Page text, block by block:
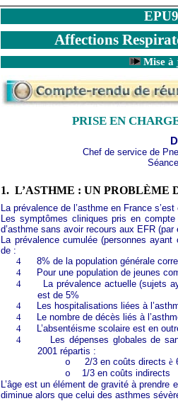
Affections
Mise à
PRISE EN
Chef de service de
1. L’ASTHME : UN PROBLÈME
La prévalence de l’asthme en France
Les symptômes cliniques pris en
d’asthme sans avoir recours aux EFR
La prévalence cumulée (personnes
de :
4
8% de la population générale
4
Pour une population de jeunes
4
La prévalence actuelle (sujets
est de 5%
4
Les hospitalisations liées à
4
Le nombre de décès liés à
4
L’absentéisme scolaire est en
4
Les dépenses globales de
2001 répartis :
o
2/3 en coûts directsè
o
1/3 en coûts indirects
L’âge est un élément de gravité à
diminue alors que celui des asthmes